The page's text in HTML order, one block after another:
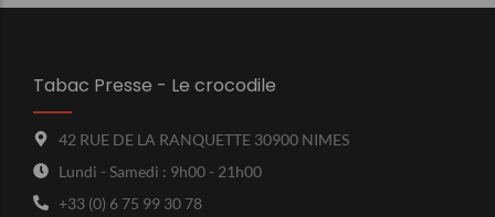
Tabac Presse - Le crocodile
42 RUE DE LA RANQUETTE 30900 NIMES
Lundi - Samedi : 9h00 - 21h00
+33 (0) 6 75 99 30 78